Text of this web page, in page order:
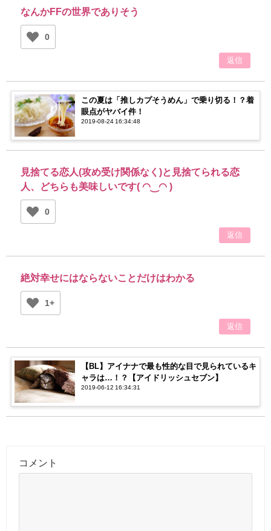
なんかFFの世界でありそう
0
返信
この夏は「推しカプそうめん」で乗り切る！？着
眼点がヤバイ件！
2019-08-24 16:34:48
見捨てる恋人(攻め受け関係なく)と見捨てられる恋
人、どちらも美味しいです( ◠‿◠ )
0
返信
絶対幸せにはならないことだけはわかる
1+
返信
【BL】アイナナで最も性的な目で見られているキ
ャラは…！？【アイドリッシュセブン】
2019-06-12 16:34:31
コメント